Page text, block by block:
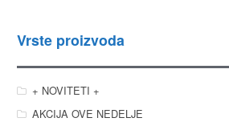
Vrste proizvoda
+ NOVITETI +
AKCIJA OVE NEDELJE